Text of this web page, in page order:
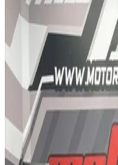
MOTOS
Descubre otras motocicletas
HONDA
CRF 1000L DCT
47.222
/
1000cc
A